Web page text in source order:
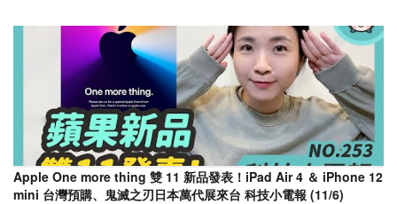
Apple One more thing 雙 11 新品發表！iPad Air 4 ＆ iPhone 12
mini 台灣預購、鬼滅之刃日本萬代展來台 科技小電報 (11/6)